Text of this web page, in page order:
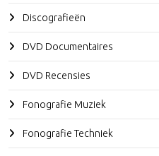
Discografieën
DVD Documentaires
DVD Recensies
Fonografie Muziek
Fonografie Techniek